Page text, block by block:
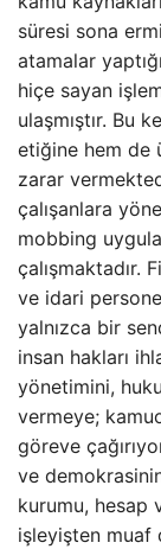
süresi sona
atamalar
hiçe sayan
ulaşmıştır. Bu
etiğine hem de
zarar
çalışanlara
mobbing
çalışmaktadır.
ve idari
yalnızca bir
insan hakları
yönetimini,
vermeye;
göreve
ve
kurumu, hesap
işleyişten muaf